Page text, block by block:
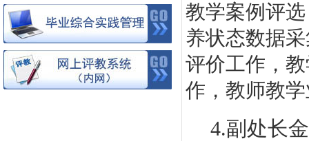
教学案例评
养状态数据
评价工作，
作，教师教
4.副处长